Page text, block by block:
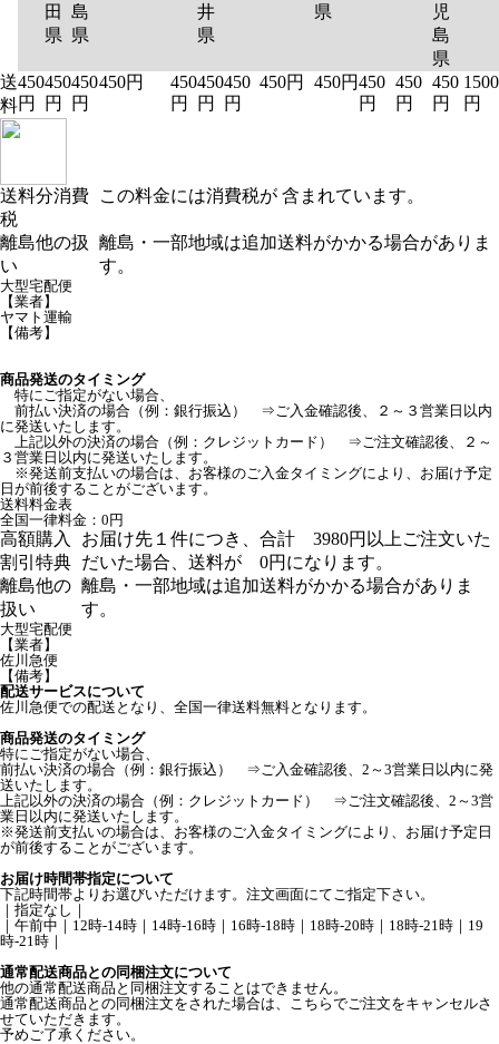
田
県
島
県
井
県
県
児
島
県
送
料
450
円
450
円
450
円
450円
450
円
450
円
450
円
450円 450円450
円
450
円
450
円
1500
円
送料分消費
税
この料金には消費税が 含まれています。
離島他の扱
い
離島・一部地域は追加送料がかかる場合がありま
す。
大型宅配便
【業者】
ヤマト運輸
【備考】
商品発送のタイミング
特にご指定がない場合、
前払い決済の場合（例：銀行振込） ⇒ご入金確認後、２～３営業日以内
に発送いたします。
上記以外の決済の場合（例：クレジットカード） ⇒ご注文確認後、２～
３営業日以内に発送いたします。
※発送前支払いの場合は、お客様のご入金タイミングにより、お届け予定
日が前後することがございます。
送料料金表
全国一律料金：0円
高額購入
割引特典
お届け先１件につき、合計 3980円以上ご注文いた
だいた場合、送料が 0円になります。
離島他の
扱い
離島・一部地域は追加送料がかかる場合がありま
す。
大型宅配便
【業者】
佐川急便
【備考】
配送サービスについて
佐川急便での配送となり、全国一律送料無料となります。
商品発送のタイミング
特にご指定がない場合、
前払い決済の場合（例：銀行振込） ⇒ご入金確認後、2～3営業日以内に発
送いたします。
上記以外の決済の場合（例：クレジットカード） ⇒ご注文確認後、2～3営
業日以内に発送いたします。
※発送前支払いの場合は、お客様のご入金タイミングにより、お届け予定日
が前後することがございます。
お届け時間帯指定について
下記時間帯よりお選びいただけます。注文画面にてご指定下さい。
｜指定なし｜
｜午前中｜12時-14時｜14時-16時｜16時-18時｜18時-20時｜18時-21時｜19
時-21時｜
通常配送商品との同梱注文について
他の通常配送商品と同梱注文することはできません。
通常配送商品との同梱注文をされた場合は、こちらでご注文をキャンセルさ
せていただきます。
予めご了承ください。